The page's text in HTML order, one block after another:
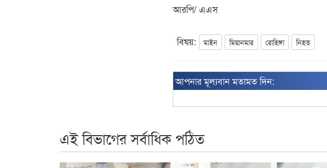
আরপি/ এএস
বিষয়: মাইন মিয়ানমার রোহিঙ্গা নিহত
আপনার মূল্যবান মতামত দিন:
এই বিভাগের সর্বাধিক পঠিত